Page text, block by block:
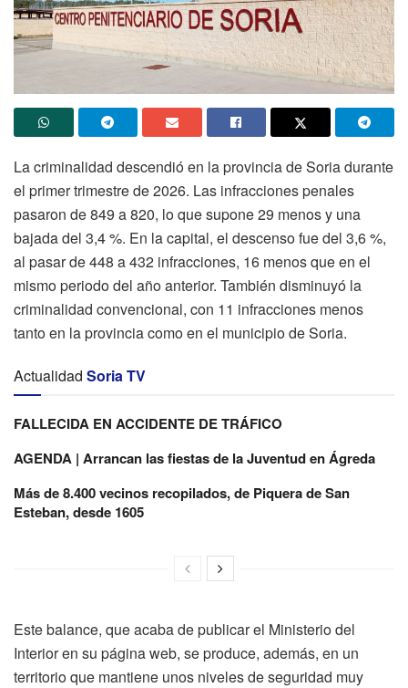
La criminalidad descendió en la provincia de Soria durante
el primer trimestre de 2026. Las infracciones penales
pasaron de 849 a 820, lo que supone 29 menos y una
bajada del 3,4 %. En la capital, el descenso fue del 3,6 %,
al pasar de 448 a 432 infracciones, 16 menos que en el
mismo periodo del año anterior. También disminuyó la
criminalidad convencional, con 11 infracciones menos
tanto en la provincia como en el municipio de Soria.
Actualidad Soria TV
FALLECIDA EN ACCIDENTE DE TRÁFICO
AGENDA | Arrancan las fiestas de la Juventud en Ágreda
Más de 8.400 vecinos recopilados, de Piquera de San
Esteban, desde 1605
Este balance, que acaba de publicar el Ministerio del
Interior en su página web, se produce, además, en un
territorio que mantiene unos niveles de seguridad muy